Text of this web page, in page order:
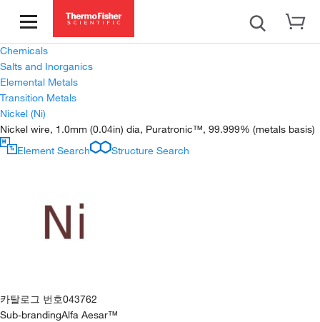
Chemicals
Salts and Inorganics
Elemental Metals
Transition Metals
Nickel (Ni)
Nickel wire, 1.0mm (0.04in) dia, Puratronic™, 99.999% (metals basis)
Element Search
Structure Search
카탈로그 번호043762
Sub-brandingAlfa Aesar™